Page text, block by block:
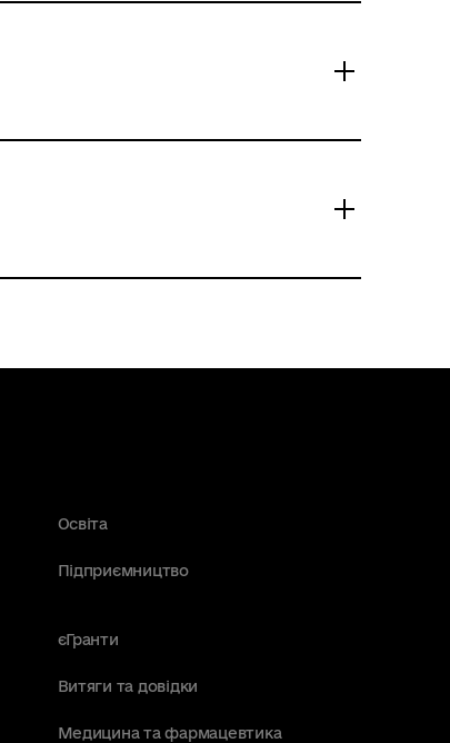
Освіта
Підприємництво
єГранти
Витяги та довідки
Медицина та фармацевтика